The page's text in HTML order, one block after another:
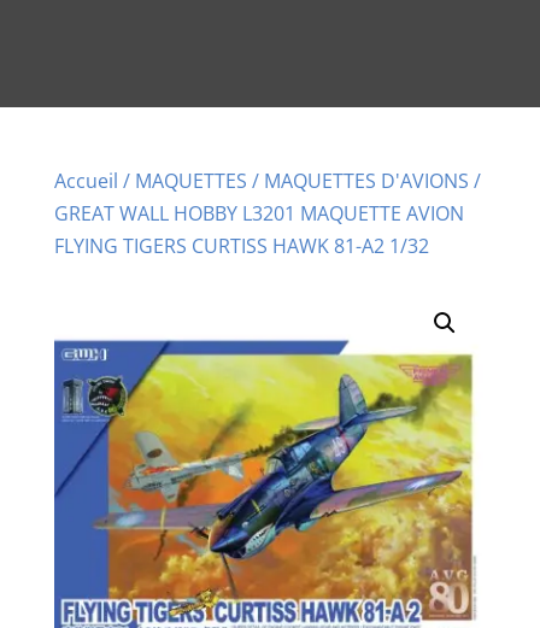
Accueil / MAQUETTES / MAQUETTES D'AVIONS /
GREAT WALL HOBBY L3201 MAQUETTE AVION
FLYING TIGERS CURTISS HAWK 81-A2 1/32